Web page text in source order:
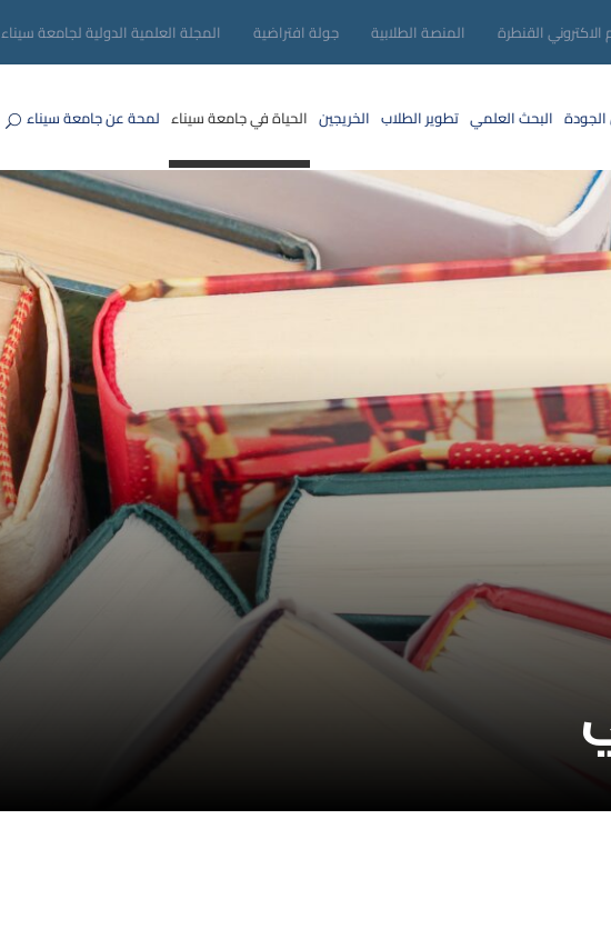
القنطرة المنصة الطلابية جولة افتراضية المجلة العلمية الدولية لجامعة سيناء
البحث العلمي تطوير الطلاب الخريجين الحياة في جامعة سيناء لمحة عن جامعة سيناء